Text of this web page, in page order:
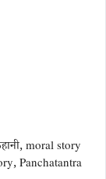
moral story
Panchatantra